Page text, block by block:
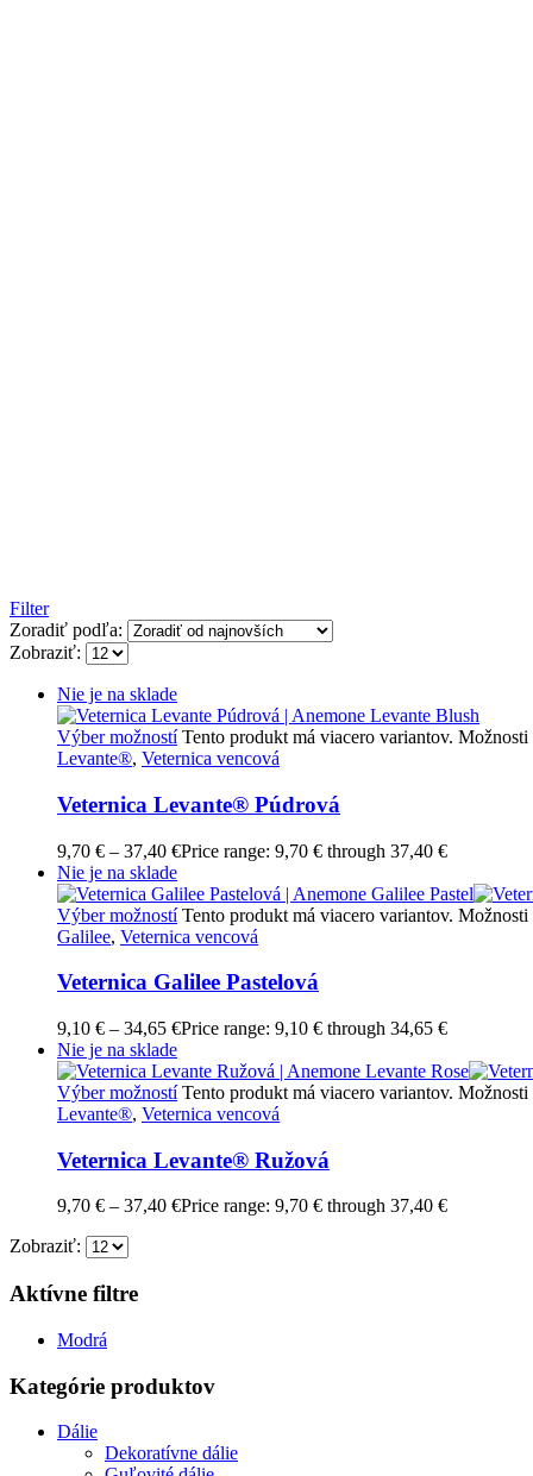
Filter
Zoradiť podľa:
Zobraziť:
Nie je na sklade
Výber možností Tento produkt má viacero variantov.
Levante®, Veternica vencová
Veternica Levante® Púdrová
9,70 € – 37,40 €Price range: 9,70 € through 37,40 €
Nie je na sklade
Výber možností Tento produkt má viacero variantov.
Galilee, Veternica vencová
Veternica Galilee Pastelová
9,10 € – 34,65 €Price range: 9,10 € through 34,65 €
Nie je na sklade
Výber možností Tento produkt má viacero variantov.
Levante®, Veternica vencová
Veternica Levante® Ružová
9,70 € – 37,40 €Price range: 9,70 € through 37,40 €
Zobraziť:
Aktívne filtre
Modrá
Kategórie produktov
Dálie
Dekoratívne dálie